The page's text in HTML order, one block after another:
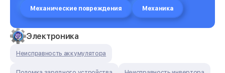
Механические повреждения Механика
Электроника
Неисправность аккумулятора